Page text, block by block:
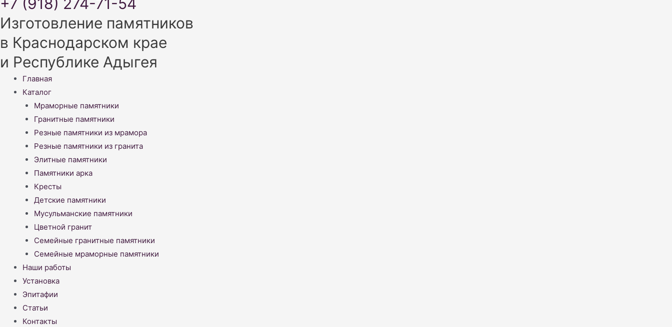
+7 (918) 274-71-54
Изготовление памятников
в Краснодарском крае
и Республике Адыгея
Меню
Главная
Каталог
Мраморные памятники
Гранитные памятники
Резные памятники из мрамора
Резные памятники из гранита
Элитные памятники
Памятники арка
Кресты
Детские памятники
Мусульманские памятники
Цветной гранит
Семейные гранитные памятники
Семейные мраморные памятники
Наши работы
Установка
Эпитафии
Статьи
Контакты